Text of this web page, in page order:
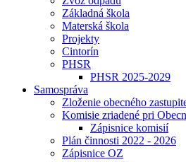
Základná škola
Materská škola
Projekty
Cintorín
PHSR
PHSR 2025-2029
Samospráva
Zloženie obecného
Komisie zriadené pri
Zápisnice komisií
Plán činnosti 2022 - 2026
Zápisnice OZ